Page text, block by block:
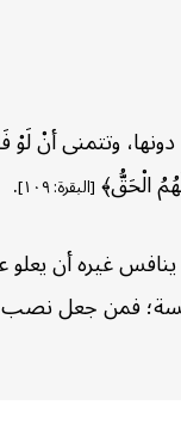
وتتمنى أنْ لَوْ
الْحَقُّ﴾ [البقرة: ١٠٩]
.
غيره أن
فمن جعل